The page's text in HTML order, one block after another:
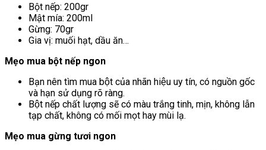
Bột nếp: 200gr
Mật mía: 200ml
Gừng: 70gr
Gia vị: muối hạt, dầu ăn…
Mẹo mua bột nếp ngon
Bạn nên tìm mua bột của nhãn hiệu uy tín, có nguồn gốc
và hạn sử dụng rõ ràng.
Bột nếp chất lượng sẽ có màu trắng tinh, mịn, không lẫn
tạp chất, không có mối mọt hay mùi lạ.
Mẹo mua gừng tươi ngon